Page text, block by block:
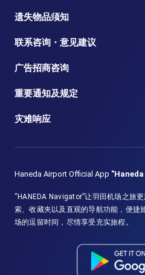
遗失物品须知
联系咨询・意见建议
广告招商咨询
重要通知及规定
灾难响应
Haneda Airport Official App
“HANEDA Navigator”让羽田机场之旅
索、收藏夹以及直观的导航功能，便捷
场的逗留时间，尽情享受充实旅程。